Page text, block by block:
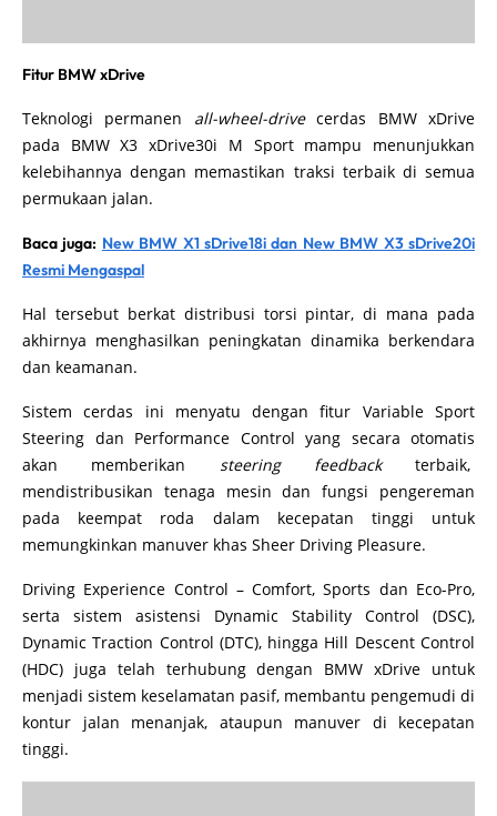
Fitur BMW xDrive
Teknologi permanen all-wheel-drivecerdas BMW xDrive
pada BMW X3 xDrive30i M Sport mampu menunjukkan
kelebihannya dengan memastikan traksi terbaik di semua
permukaan jalan.
Baca juga: New BMW X1 sDrive18i dan New BMW X3 sDrive20i
Resmi Mengaspal
Hal tersebut berkat distribusi torsi pintar, di mana pada
akhirnya menghasilkan peningkatan dinamika berkendara
dan keamanan.
Sistem cerdas ini menyatu dengan fitur Variable Sport
Steering dan Performance Control yang secara otomatis
akan memberikan steering feedbackterbaik,
mendistribusikan tenaga mesin dan fungsi pengereman
pada keempat roda dalam kecepatan tinggi untuk
memungkinkan manuver khas Sheer Driving Pleasure.
Driving Experience Control – Comfort, Sports dan Eco-Pro,
serta sistem asistensi Dynamic Stability Control (DSC),
Dynamic Traction Control (DTC), hingga Hill Descent Control
(HDC) juga telah terhubung dengan BMW xDrive untuk
menjadi sistem keselamatan pasif, membantu pengemudi di
kontur jalan menanjak, ataupun manuver di kecepatan
tinggi.